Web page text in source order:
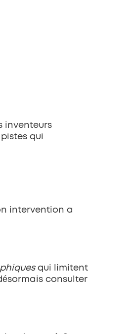
inventeurs
qui
intervention a
qui limitent
consulter